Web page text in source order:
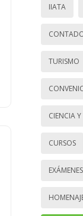
IIATA
TURISMO
CIENCIA
CURSOS
EXÁMENES